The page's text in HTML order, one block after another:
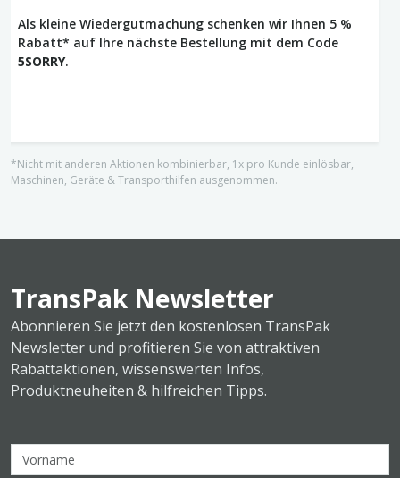
Als kleine Wiedergutmachung schenken wir Ihnen 5 %
Rabatt* auf Ihre nächste Bestellung mit dem Code
5SORRY.
*Nicht mit anderen Aktionen kombinierbar, 1x pro Kunde einlösbar,
Maschinen, Geräte & Transporthilfen ausgenommen.
TransPak Newsletter
Abonnieren Sie jetzt den kostenlosen TransPak
Newsletter und profitieren Sie von attraktiven
Rabattaktionen, wissenswerten Infos,
Produktneuheiten & hilfreichen Tipps.